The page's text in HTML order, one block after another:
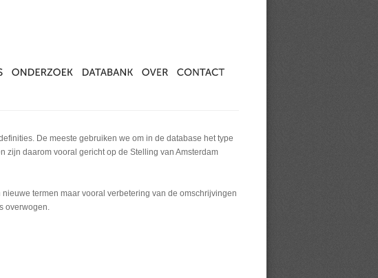
De meeste gebruiken we om in de database het type
zijn daarom vooral gericht op de Stelling van Amsterdam
termen maar vooral verbetering van de omschrijvingen
overwogen.